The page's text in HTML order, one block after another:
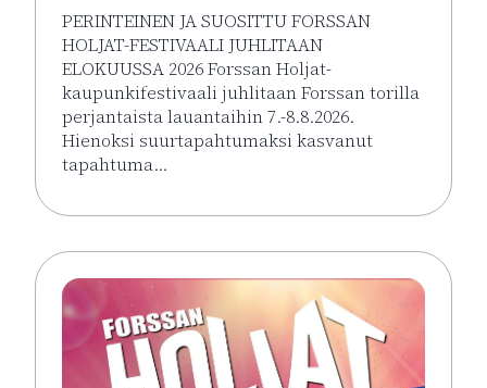
PERINTEINEN JA SUOSITTU FORSSAN
HOLJAT-FESTIVAALI JUHLITAAN
ELOKUUSSA 2026 Forssan Holjat-
kaupunkifestivaali juhlitaan Forssan torilla
perjantaista lauantaihin 7.-8.8.2026.
Hienoksi suurtapahtumaksi kasvanut
tapahtuma…
Lue lisää tapahtumasta HOLJAT 2026: Perjantai